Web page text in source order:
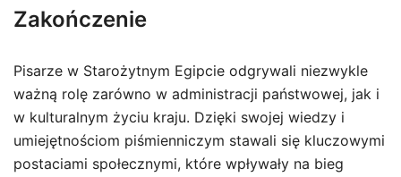
Zakończenie
Pisarze w Starożytnym Egipcie odgrywali niezwykle
ważną rolę zarówno w administracji państwowej, jak i
w kulturalnym życiu kraju. Dzięki swojej wiedzy i
umiejętnościom piśmienniczym stawali się kluczowymi
postaciami społecznymi, które wpływały na bieg